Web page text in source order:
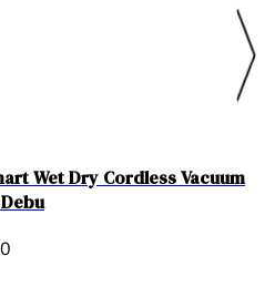
Wet Dry Cordless Vacuum